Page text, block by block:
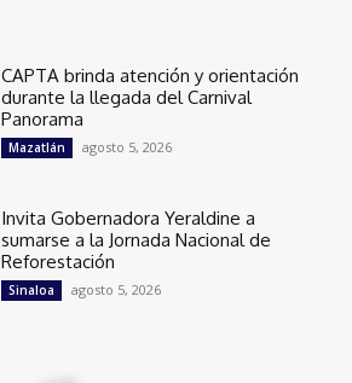
CAPTA brinda atención y orientación
durante la llegada del Carnival
Panorama
Mazatlán agosto 5, 2026
Invita Gobernadora Yeraldine a
sumarse a la Jornada Nacional de
Reforestación
Sinaloa agosto 5, 2026